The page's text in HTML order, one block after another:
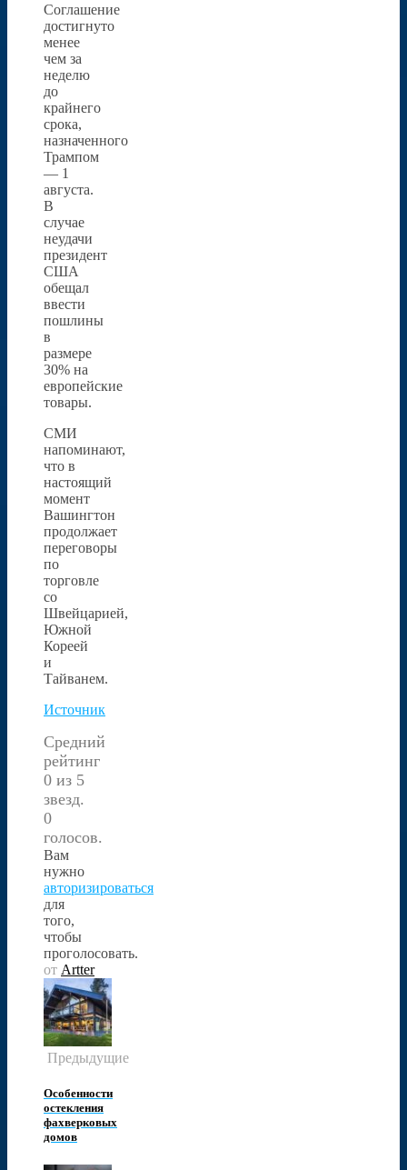
Соглашение
достигнуто
менее
чем за
неделю
до
крайнего
срока,
назначенного
Трампом
— 1
августа.
В
случае
неудачи
президент
США
обещал
ввести
пошлины
в
размере
30% на
европейские
товары.
СМИ
напоминают,
что в
настоящий
момент
Вашингтон
продолжает
переговоры
по
торговле
со
Швейцарией,
Южной
Кореей
и
Тайванем.
Источник
Средний
рейтинг
0 из 5
звезд.
0
голосов.
Вам
нужно
авторизироваться
для
того,
чтобы
проголосовать.
от Artter
Предыдущие
Особенности
остекления
фахверковых
домов